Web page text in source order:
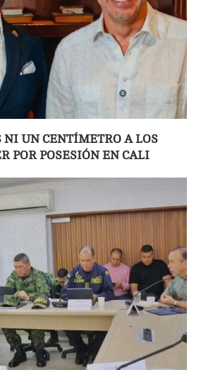
NI UN CENTÍMETRO A LOS
POR POSESIÓN EN CALI